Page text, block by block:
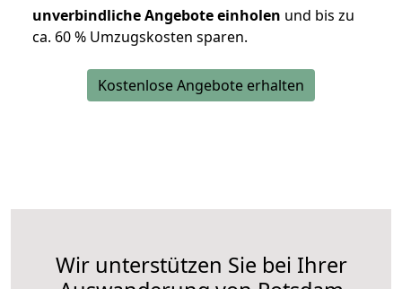
unverbindliche Angebote einholen und bis zu
ca. 60 % Umzugskosten sparen.
Kostenlose Angebote erhalten
Wir unterstützen Sie bei Ihrer